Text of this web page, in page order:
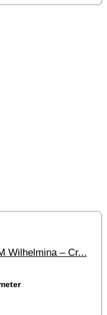
Wilhelmina – Cr...